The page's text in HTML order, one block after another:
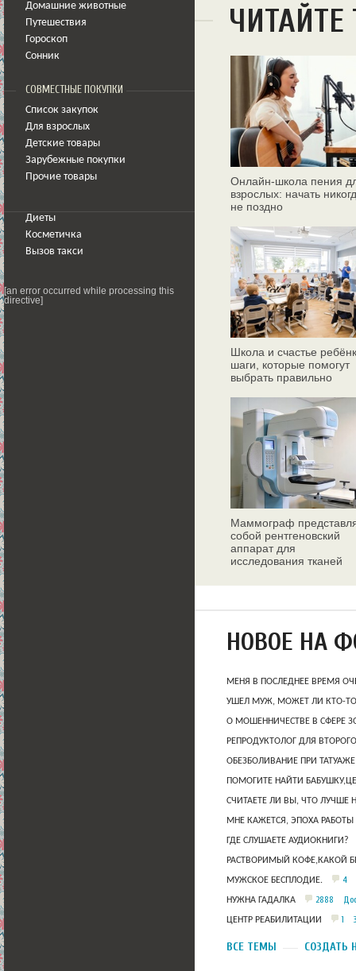
Домашние животные
Путешествия
Гороскоп
Сонник
СОВМЕСТНЫЕ ПОКУПКИ
Список закупок
Для взрослых
Детские товары
Зарубежные покупки
Прочие товары
Диеты
Косметичка
Вызов такси
[an error occurred while processing this
directive]
Онлайн‑школа пения
взрослых: начать
не поздно
Школа и счастье
шаги, которые помогут
выбрать правильно
Маммограф
собой рентгеновский
аппарат для
исследования тканей
НОВОЕ НА
МЕНЯ В ПОСЛЕДНЕЕ ВРЕМЯ
УШЕЛ МУЖ, МОЖЕТ ЛИ КТО-ТО
О МОШЕННИЧЕСТВЕ В СФЕРЕ
РЕПРОДУКТОЛОГ ДЛЯ
ОБЕЗБОЛИВАНИЕ ПРИ
ПОМОГИТЕ НАЙТИ
СЧИТАЕТЕ ЛИ ВЫ, ЧТО ЛУЧШЕ
МНЕ КАЖЕТСЯ, ЭПОХА
ГДЕ СЛУШАЕТЕ АУДИОКНИГИ?
РАСТВОРИМЫЙ КОФЕ,КАКОЙ
МУЖСКОЕ БЕСПЛОДИЕ. 4
НУЖНА ГАДАЛКА 2888
ЦЕНТР РЕАБИЛИТАЦИИ 1
ВСЕ ТЕМЫ СОЗДАТЬ